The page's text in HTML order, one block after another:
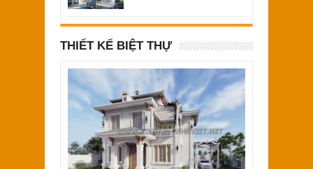
đơn giản
THIẾT KẾ BIỆT THỰ